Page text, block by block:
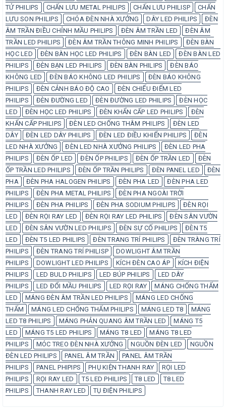
TỬ PHILIPS
CHẤN LƯU METAL PHILIPS CHẤN LƯU PHILISP
CHẤN
LƯU SON PHILIPS
CHÓA ĐÈN NHÀ XƯỞNG DÂY LED PHILIPS
ĐÈN
ÂM TRẦN ĐIỀU CHỈNH MẦU PHILIPS
ĐÈN ÂM TRẦN LED
ĐÈN ÂM
TRẦN LED PHILIPS
ĐÈN ÂM TRẦN THÔNG MINH PHILIPS
ĐÈN BÀN
HỌC LED
ĐÈN BÀN HỌC LED PHILIPS ĐÈN BÀN LED
ĐÈN BÀN LED
PHILIPS
ĐÈN BẠN LED PHILIPS ĐÈN BÀN PHILIPS
ĐÈN BÁO
KHÔNG LED
ĐÈN BÁO KHÔNG LED PHILIPS
ĐÈN BÁO KHÔNG
PHILIPS
ĐÈN CẢNH BÁO ĐỘ CAO
ĐÈN CHIẾU ĐIỂM LED
PHILIPS
ĐÈN ĐƯỜNG LED ĐÈN ĐƯỜNG LED PHILIPS
ĐÈN HỌC
LED
ĐÈN HỌC LED PHILIPS ĐÈN KHẨN CẤP LED PHILIPS
ĐÈN
KHẨN CẤP PHILIPS
ĐÈN LED CHỐNG THÂM PHILIPS
ĐÈN LED
DÂY
ĐÈN LED DÂY PHILIPS ĐÈN LED ĐIỀU KHIỂN PHILIPS
ĐÈN
LED NHÀ XƯỞNG
ĐÈN LED NHÀ XƯỞNG PHILIPS
ĐÈN LED PHA
PHILIPS
ĐÈN ỐP LED ĐÈN ỐP PHILIPS ĐÈN ỐP TRẦN LED
ĐÈN
ỐP TRẦN LED PHILIPS
ĐÈN ỐP TRẦN PHILIPS ĐÈN PANEL LED
ĐÈN
PHA
ĐÈN PHA HALOGEN PHILIPS ĐÈN PHA LED
ĐÈN PHA LED
PHILIPS
ĐÈN PHA METAL PHILIPS
ĐÈN PHA NGOÀI TRỜI
PHILIPS
ĐÈN PHA PHILIPS ĐÈN PHA SODIUM PHILIPS
ĐÈN RỌI
LED
ĐÈN RỌI RAY LED ĐÈN RỌI RAY LED PHILIPS
ĐÈN SÂN VƯỜN
LED
ĐÈN SÂN VƯỜN LED PHILIPS ĐÈN SỰ CỐ PHILIPS
ĐÈN T5
LED
ĐÈN T5 LED PHILIPS ĐÈN TRANG TRÍ PHILIPS
ĐÈN TRÀNG TRÍ
PHILIPS
ĐÈN TRANG TRÍ PHILISP
DOWLIGHT ÂM TRẦN
PHILIPS
DOWLIGHT LED PHILIPS KÍCH ĐÈN CAO ÁP
KÍCH ĐIỆN
PHILIPS
LED BULD PHILIPS LED BÚP PHILIPS
LED DÂY
PHILIPS
LED ĐỔI MẦU PHILIPS LED RỌI RAY
MÁNG CHỐNG THẤM
LED
MÁNG ĐÈN ÂM TRẦN LED PHILIPS
MÁNG LED CHỐNG
THẤM
MÁNG LED CHỐNG THẤM PHILIPS MÁNG LED T8
MÁNG
LED T8 PHILIPS
MÁNG PHẢN QUANG ÂM TRẦN LED
MÁNG T5
LED
MÁNG T5 LED PHILIPS MÁNG T8 LED
MÁNG T8 LED
PHILIPS
MÓC TREO ĐÈN NHÀ XƯỞNG NGUỒN ĐÈN LED
NGUỒN
ĐÈN LED PHILIPS
PANEL ÂM TRẦN
PANEL ÂM TRẦN
PHILIPS
PANEL PHIPIPS PHỤ KIỆN THANH RAY
RỌI LED
PHILIPS
RỌI RAY LED T5 LED PHILIPS T8 LED
T8 LED
PHILIPS
THANH RAY LED TỤ ĐIỆN PHILIPS